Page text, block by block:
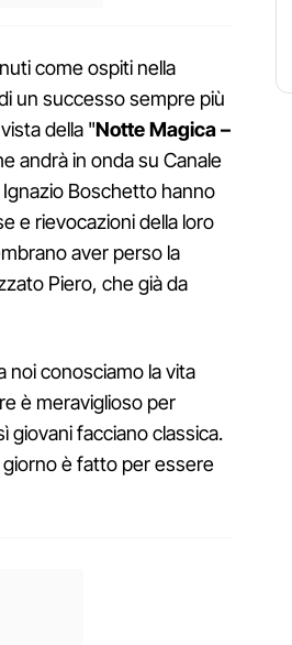
come ospiti nella
un successo sempre più
della "Notte Magica –
andrà in onda su Canale
Ignazio Boschetto hanno
e rievocazioni della loro
aver perso la
Piero, che già da
noi conosciamo la vita
è meraviglioso per
giovani facciano classica.
giorno è fatto per essere